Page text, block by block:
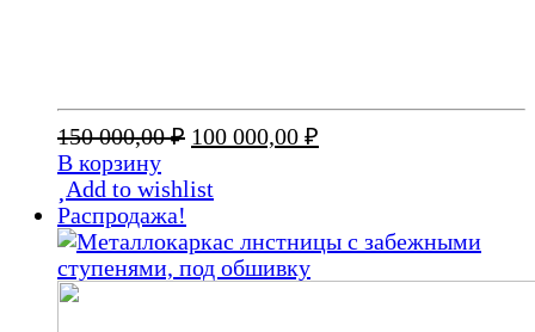
150 000,00₽ Первоначальная
составляла
000,00 ₽.
100 000,00 ₽
В корзину
Add to wishlist
Распродажа!